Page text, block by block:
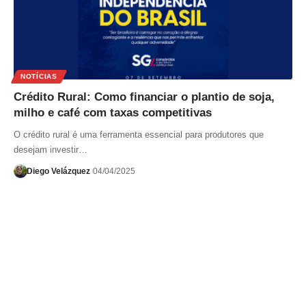
NOTÍCIAS
Crédito Rural: Como financiar o plantio de soja,
milho e café com taxas competitivas
O crédito rural é uma ferramenta essencial para produtores que
desejam investir…
Diego Velázquez 04/04/2025